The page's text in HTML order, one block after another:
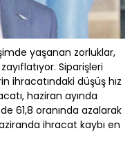
yaşanan zorluklar,
Siparişleri
ihracatındaki düşüş hız
haziran ayında
61,8 oranında azalarak
ihracat kaybı en